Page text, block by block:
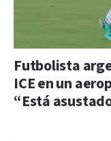
Futbolista
ICE en un
“Está